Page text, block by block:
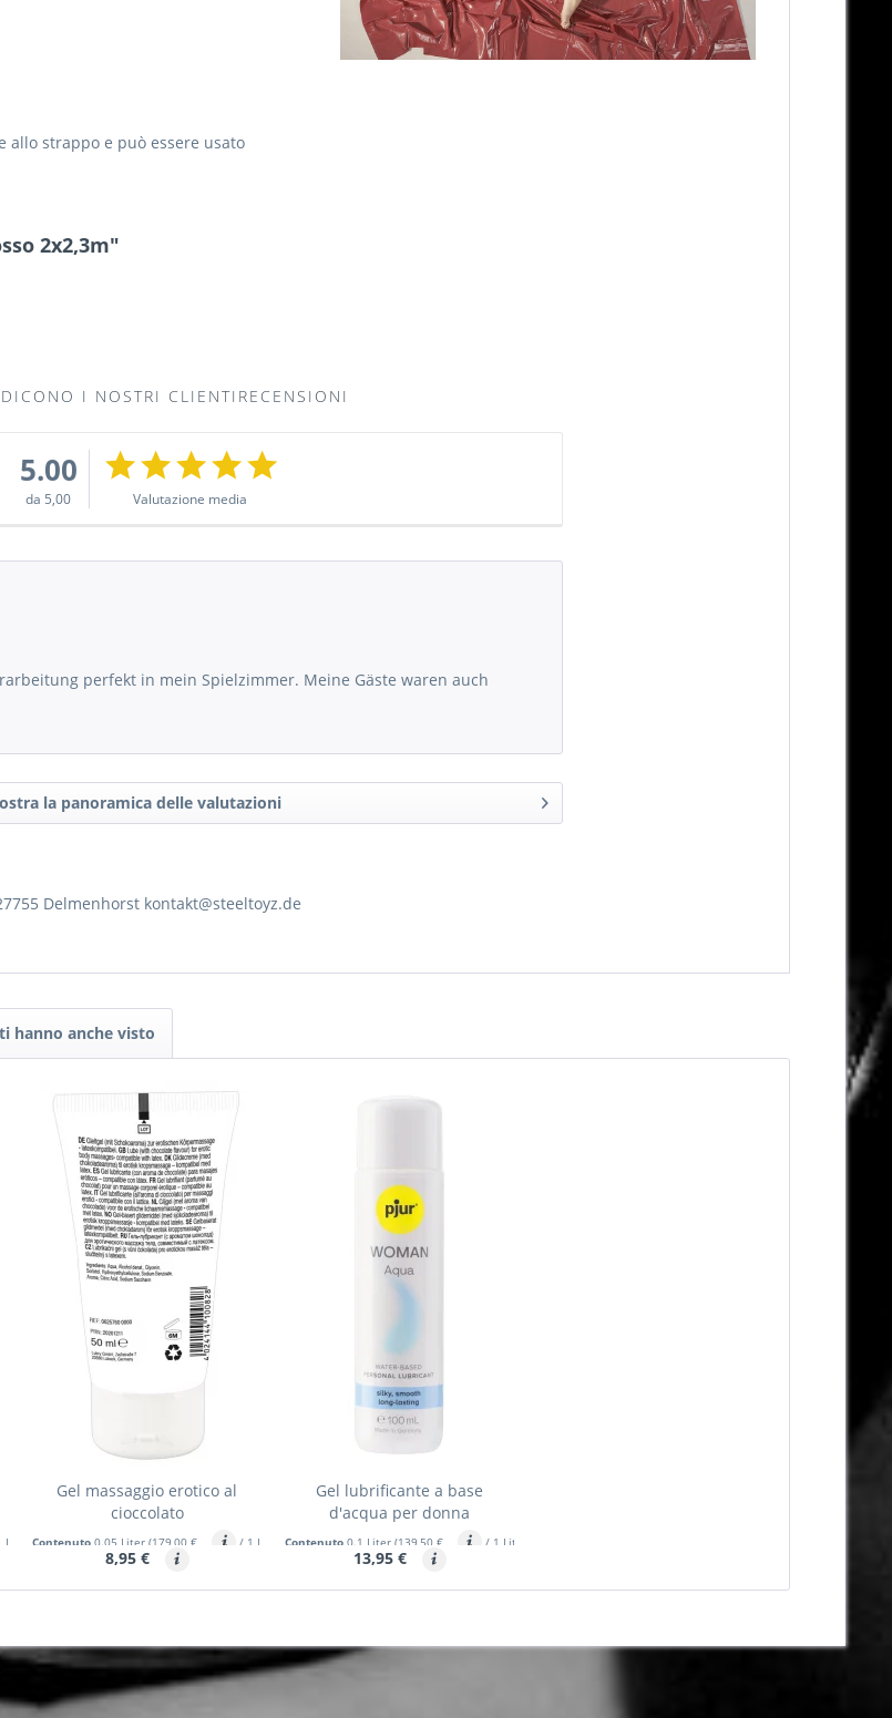
allo strappo e può essere usato
2x2,3m"
I NOSTRI CLIENTIRECENSIONI
5.00
da 5,00 Valutazione media
perfekt in mein Spielzimmer. Meine Gäste waren auch
la panoramica delle valutazioni
Delmenhorst kontakt@steeltoyz.de
hanno anche visto
Liter)
Gel massaggio erotico al
cioccolato
Contenuto0.05 Liter(179,00 € / 1 Liter)
8,95 €
Gel lubrificante a base
d'acqua per donna
Contenuto 0.1 Liter (139,50 € / 1 Liter)
13,95 €